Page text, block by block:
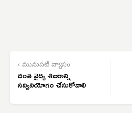
‹ మునుపటి వ్యాసం
దంత వైద్య శిబిరాన్ని
సద్వినియోగం చేసుకోవాలి